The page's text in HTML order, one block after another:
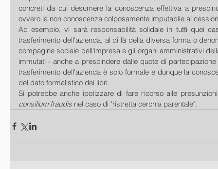
concreti da cui desumere la conoscenza effettiva a
ovvero la non conoscenza colposamente imputabile al
Ad esempio, vi sarà responsabilità solidale in tutti quei
trasferimento dell'azienda, al di là della diversa forma o
compagine sociale dell'impresa e gli organi amministrativi
immutati - anche a prescindere dalle quote di
trasferimento dell'azienda è solo formale e dunque la
del dato formalistico dei libri.
consilium fraudis nel caso di "ristretta cerchia parentale".